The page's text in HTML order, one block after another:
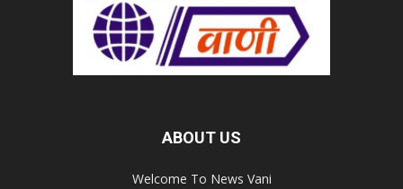
ABOUT US
Welcome To News Vani